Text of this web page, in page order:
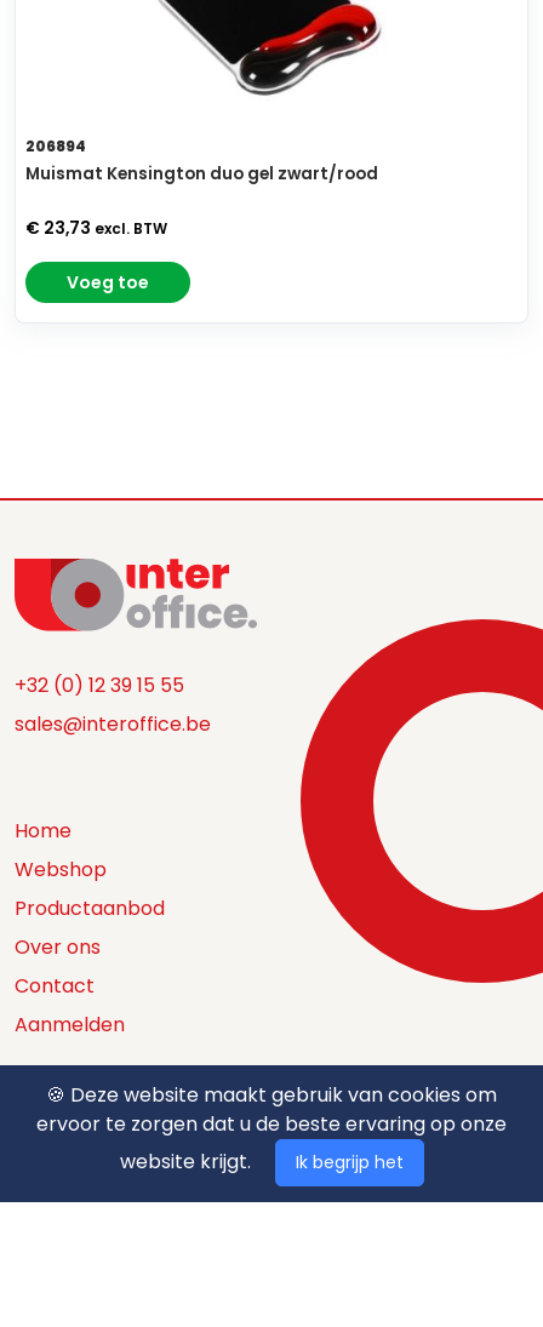
206894
Muismat Kensington duo gel zwart/rood
€ 23,73 excl. BTW
Voeg toe
+32 (0) 12 39 15 55
sales@interoffice.be
Home
Webshop
Productaanbod
Over ons
Contact
Aanmelden
Catalogus
Nuttige documenten
Privacy policy
🍪 Deze website maakt gebruik van cookies om
ervoor te zorgen dat u de beste ervaring op onze
website krijgt.
Ik begrijp het